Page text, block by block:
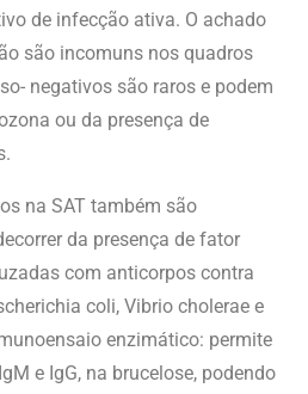
de infecção ativa. O achado
são incomuns nos quadros
negativos são raros e podem
ou da presença de
na SAT também são
da presença de fator
com anticorpos contra
coli, Vibrio cholerae e
enzimático: permite
e IgG, na brucelose, podendo